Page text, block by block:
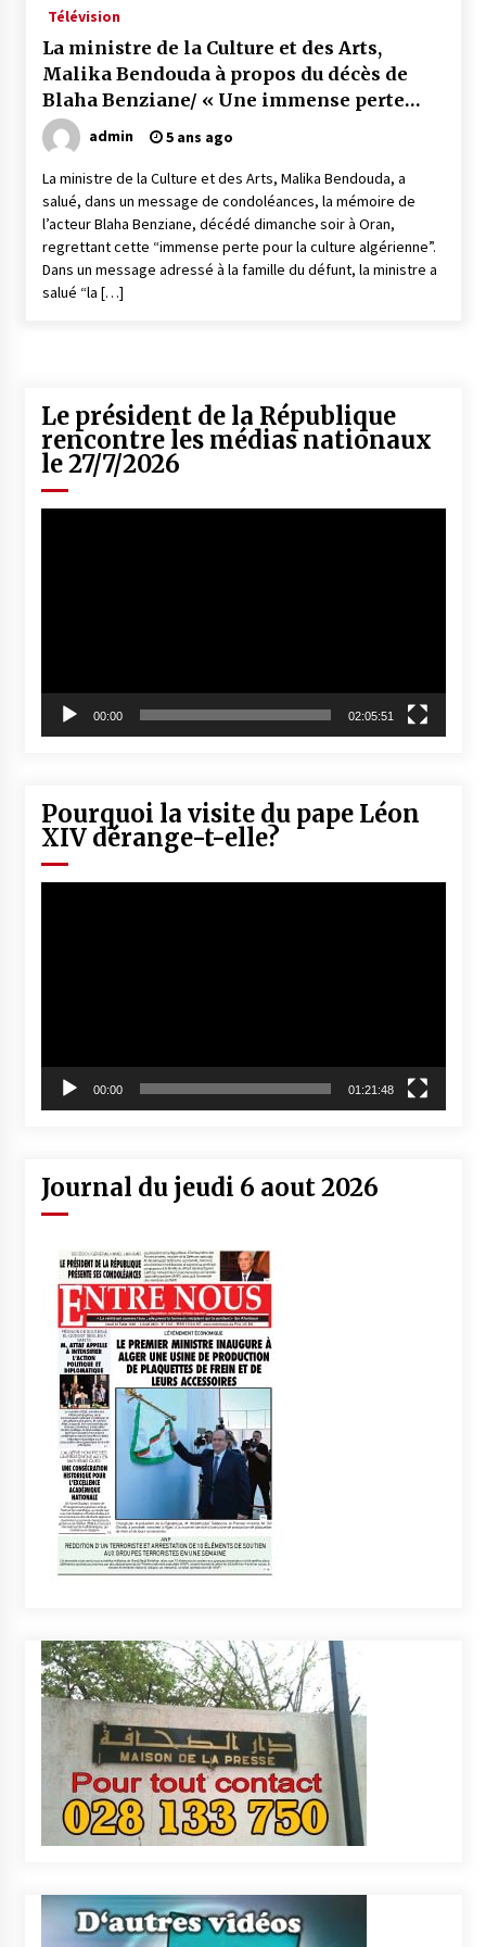
Mythes et croyances / L’hospitalité des
montagnards
4 ans ago
5 ans ago
« Père, tiens-moi, je vais tomber ! »
5 ans ago
Le monstrueux vieillard (Un récit du Sud
algérien)
Télévision
La ministre de la Culture et des Arts,
Malika Bendouda à propos du décès de
Blaha Benziane/ « Une immense perte
pour la culture algérienne »
admin 5 ans ago
La ministre de la Culture et des Arts, Malika Bendouda, a
salué, dans un message de condoléances, la mémoire de
l’acteur Blaha Benziane, décédé dimanche soir à Oran,
regrettant cette “immense perte pour la culture algérienne”.
Dans un message adressé à la famille du défunt, la ministre a
salué “la […]
Le président de la République
rencontre les médias nationaux
le 27/7/2026
00:00 02:05:51
Pourquoi la visite du pape Léon
XIV dérange-t-elle?
00:00 01:21:48
Journal du jeudi 6 aout 2026